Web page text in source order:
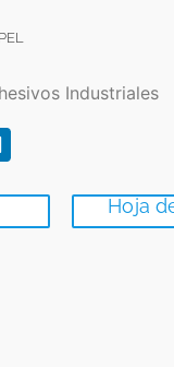
Industriales
Hoja